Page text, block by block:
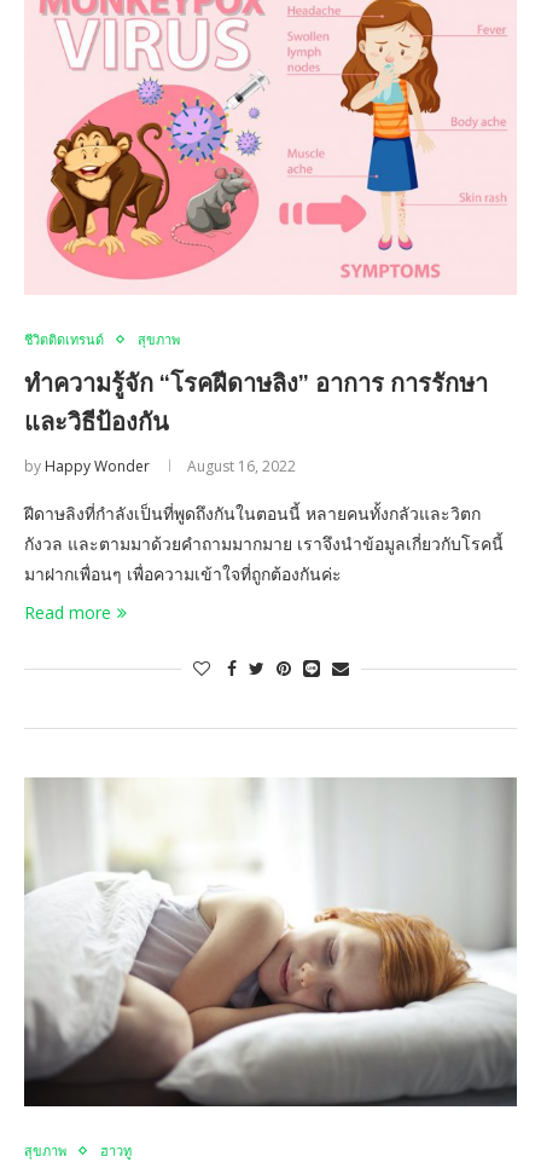
ชีวิตติดเทรนด์ สุขภาพ
ทำความรู้จัก “โรคฝีดาษลิง” อาการ การรักษา
และวิธีป้องกัน
by Happy Wonder August 16, 2022
ฝีดาษลิงที่กำลังเป็นที่พูดถึงกันในตอนนี้ หลายคนทั้งกลัวและวิตก
กังวล และตามมาด้วยคำถามมากมาย เราจึงนำข้อมูลเกี่ยวกับโรคนี้
มาฝากเพื่อนๆ เพื่อความเข้าใจที่ถูกต้องกันค่ะ
Read more
สุขภาพ ฮาวทู